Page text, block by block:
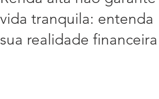
vida tranquila: entenda
sua realidade financeira